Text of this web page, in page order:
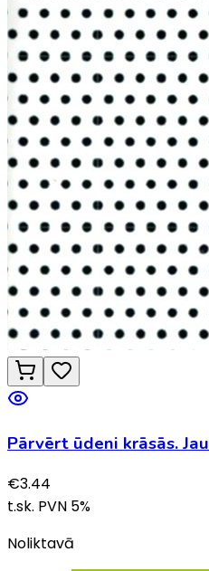
Pārvērt ūdeni krāsās.
€3.44
t.sk. PVN 5%
Noliktavā